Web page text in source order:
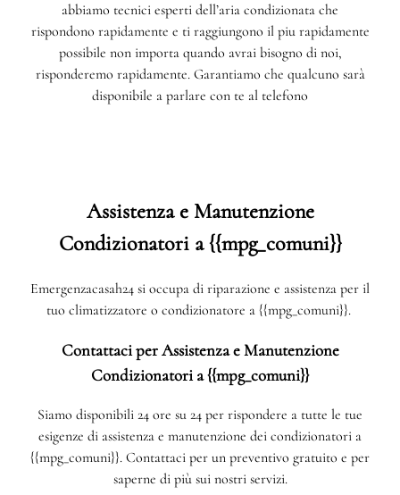
abbiamo tecnici esperti dell’aria condizionata che
rispondono rapidamente e ti raggiungono il piu rapidamente
possibile non importa quando avrai bisogno di noi,
risponderemo rapidamente. Garantiamo che qualcuno sarà
disponibile a parlare con te al telefono
Assistenza e Manutenzione
Condizionatori a {{mpg_comuni}}
Emergenzacasah24 si occupa di riparazione e assistenza per il
tuo climatizzatore o condizionatore a {{mpg_comuni}}.
Contattaci per Assistenza e Manutenzione
Condizionatori a {{mpg_comuni}}
Siamo disponibili 24 ore su 24 per rispondere a tutte le tue
esigenze di assistenza e manutenzione dei condizionatori a
{{mpg_comuni}}. Contattaci per un preventivo gratuito e per
saperne di più sui nostri servizi.